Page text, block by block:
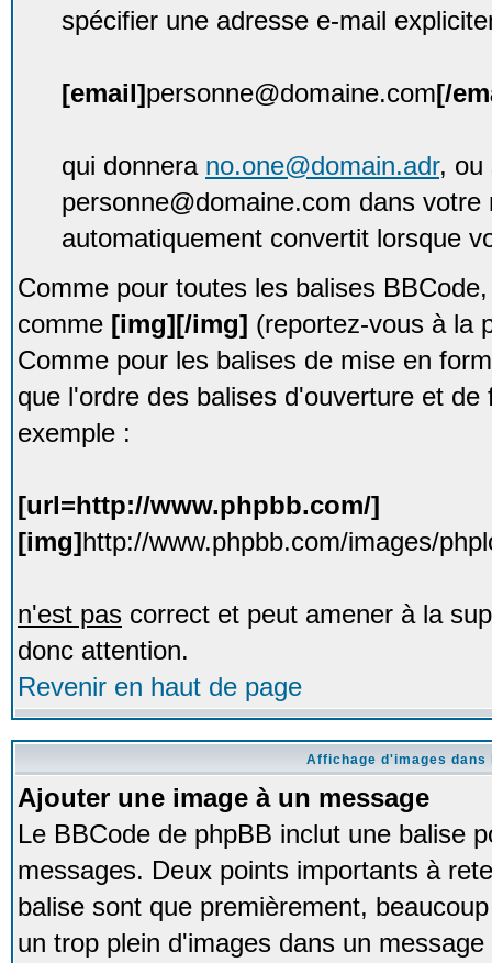
spécifier une adresse e-mail
[email]personne@domaine.com[/
qui donnera no.one@domain.adr, ou
personne@domaine.com dans
automatiquement convertit lorsque
Comme pour toutes les balises
comme [img][/img] (reportez-vous à la
Comme pour les balises de mise en
que l'ordre des balises d'ouverture et
exemple :
[url=http://www.phpbb.com/]
[img]http://www.phpbb.com/images/
n'est pas correct et peut amener à la
donc attention.
Revenir en haut de page
Affichage d'images dans
Ajouter une image à un message
Le BBCode de phpBB inclut une balise
messages. Deux points importants à
balise sont que premièrement,
un trop plein d'images dans un